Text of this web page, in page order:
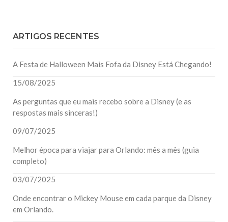
ARTIGOS RECENTES
A Festa de Halloween Mais Fofa da Disney Está Chegando!
15/08/2025
As perguntas que eu mais recebo sobre a Disney (e as
respostas mais sinceras!)
09/07/2025
Melhor época para viajar para Orlando: mês a mês (guia
completo)
03/07/2025
Onde encontrar o Mickey Mouse em cada parque da Disney
em Orlando.